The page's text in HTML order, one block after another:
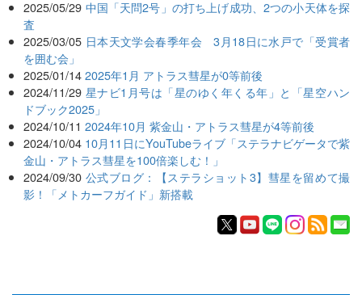
2025/05/29 中国「天問2号」の打ち上げ成功、2つの小天体を探
査
2025/03/05 日本天文学会春季年会 3月18日に水戸で「受賞者
を囲む会」
2025/01/14 2025年1月 アトラス彗星が0等前後
2024/11/29 星ナビ1月号は「星のゆく年くる年」と「星空ハン
ドブック2025」
2024/10/11 2024年10月 紫金山・アトラス彗星が4等前後
2024/10/04 10月11日にYouTubeライブ「ステラナビゲータで紫
金山・アトラス彗星を100倍楽しむ！」
2024/09/30 公式ブログ：【ステラショット3】彗星を留めて撮
影！「メトカーフガイド」新搭載